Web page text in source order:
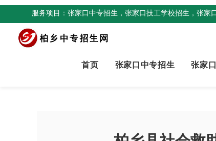
服务项目：张家口中专招生，张家口技工学校招生，张家
首页 张家口中专招生 张家